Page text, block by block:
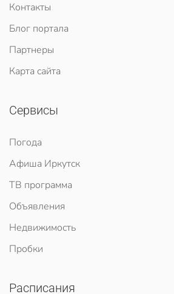
Контакты
Блог портала
Партнеры
Карта сайта
Сервисы
Погода
Афиша Иркутск
ТВ программа
Объявления
Недвижимость
Пробки
Расписания